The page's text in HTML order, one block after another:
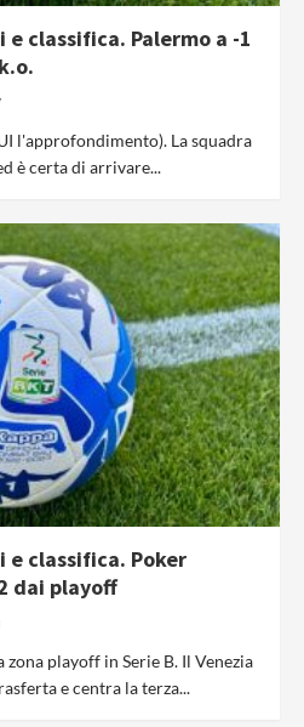
classifica. Palermo a -1
l'approfondimento). La squadra
è certa di arrivare...
classifica. Poker
dai playoff
playoff in Serie B. Il Venezia
e centra la terza...